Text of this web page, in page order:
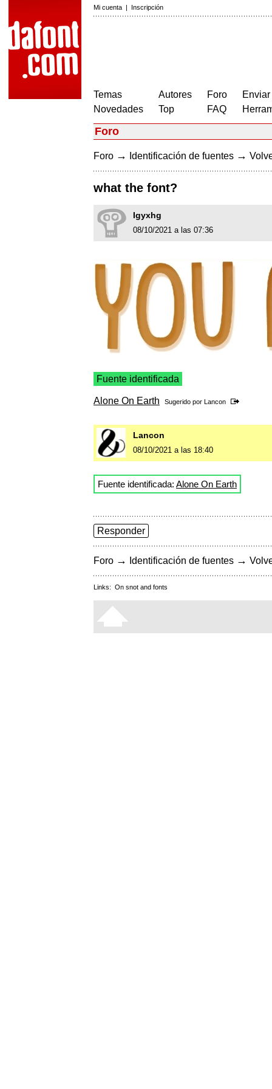
Mi cuenta | Inscripción
Temas
Novedades
Autores
Top
Foro
FAQ
Foro
Foro → Identificación de fuentes →
what the font?
Igyxhg
08/10/2021 a las 07:36
Fuente identificada
Alone On Earth Sugerido por Lancon
Lancon
08/10/2021 a las 18:40
Fuente identificada: Alone On Earth
Responder
Foro → Identificación de fuentes →
Links: On snot and fonts